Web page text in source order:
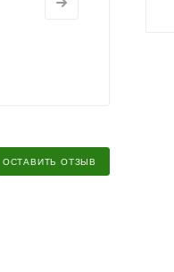
ОСТАВИТЬ ОТЗЫВ